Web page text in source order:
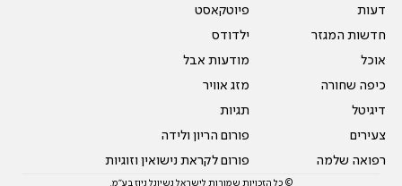
דעות
חדשות המגזר
אוכל
כיפה שחורה
דיגיטל
צעירים
רפואה שלמה
פיוטקאסט
ילדודס
מודעות אבל
מזג אוויר
תגיות
פורום הריון ולידה
פורום לקראת נישואין וזוגיות
© כל הזכויות שמורות לישראל נשיונל ניוז בע"מ.